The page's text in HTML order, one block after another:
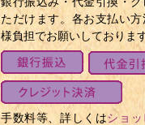
ただけます。各お支払い
様負担でお願いしておりま
手数料等、詳しくはショ